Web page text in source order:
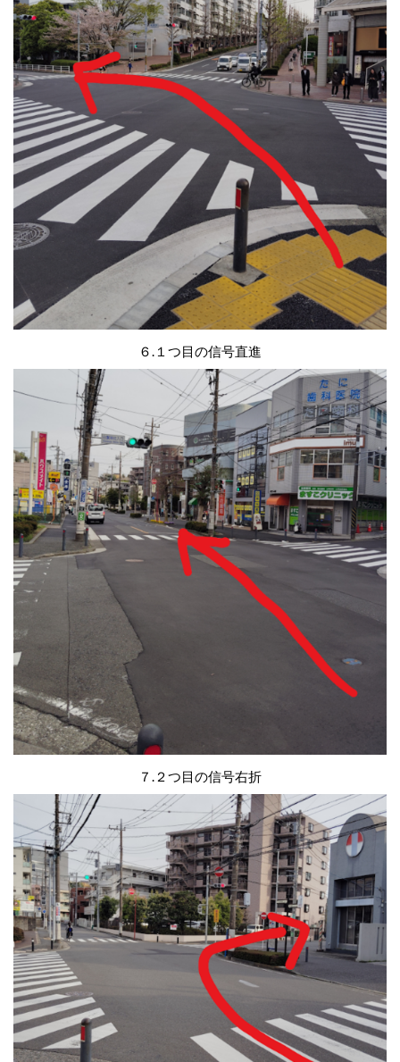
６.１つ目の信号直進
７.２つ目の信号右折